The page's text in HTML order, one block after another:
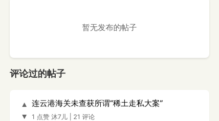
暂无发布的帖子
评论过的帖子
▲
▼
连云港海关未查获所谓“稀土走私大案”
1 点赞 沐7儿 21 评论